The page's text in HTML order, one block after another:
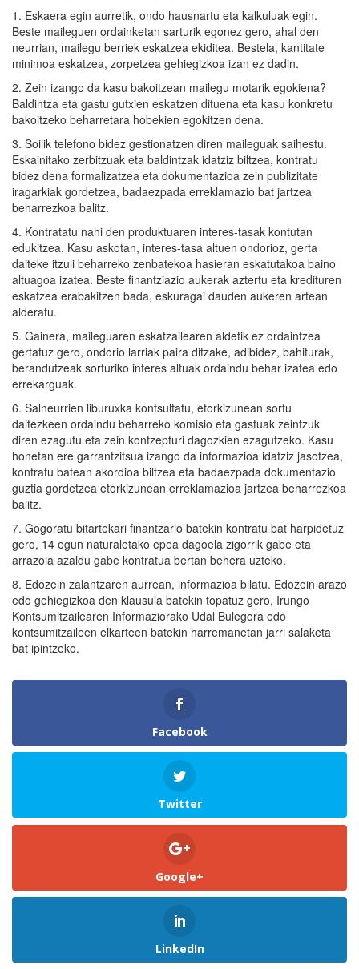
1. Eskaera egin aurretik, ondo hausnartu eta kalkuluak egin.
Beste maileguen ordainketan sarturik egonez gero, ahal den
neurrian, mailegu berriek eskatzea ekiditea. Bestela, kantitate
minimoa eskatzea, zorpetzea gehiegizkoa izan ez dadin.
2. Zein izango da kasu bakoitzean mailegu motarik egokiena?
Baldintza eta gastu gutxien eskatzen dituena eta kasu konkretu
bakoitzeko beharretara hobekien egokitzen dena.
3. Soilik telefono bidez gestionatzen diren maileguak saihestu.
Eskainitako zerbitzuak eta baldintzak idatziz biltzea, kontratu
bidez dena formalizatzea eta dokumentazioa zein publizitate
iragarkiak gordetzea, badaezpada erreklamazio bat jartzea
beharrezkoa balitz.
4. Kontratatu nahi den produktuaren interes-tasak kontutan
edukitzea. Kasu askotan, interes-tasa altuen ondorioz, gerta
daiteke itzuli beharreko zenbatekoa hasieran eskatutakoa baino
altuagoa izatea. Beste finantziazio aukerak aztertu eta kredituren
eskatzea erabakitzen bada, eskuragai dauden aukeren artean
alderatu.
5. Gainera, maileguaren eskatzailearen aldetik ez ordaintzea
gertatuz gero, ondorio larriak paira ditzake, adibidez, bahiturak,
berandutzeak sorturiko interes altuak ordaindu behar izatea edo
errekarguak.
6. Salneurrien liburuxka kontsultatu, etorkizunean sortu
daitezkeen ordaindu beharreko komisio eta gastuak zeintzuk
diren ezagutu eta zein kontzepturi dagozkien ezagutzeko. Kasu
honetan ere garrantzitsua izango da informazioa idatziz jasotzea,
kontratu batean akordioa biltzea eta badaezpada dokumentazio
guztia gordetzea etorkizunean erreklamazioa jartzea beharrezkoa
balitz.
7. Gogoratu bitartekari finantzario batekin kontratu bat harpidetuz
gero, 14 egun naturaletako epea dagoela zigorrik gabe eta
arrazoia azaldu gabe kontratua bertan behera uzteko.
8. Edozein zalantzaren aurrean, informazioa bilatu. Edozein arazo
edo gehiegizkoa den klausula batekin topatuz gero, Irungo
Kontsumitzailearen Informaziorako Udal Bulegora edo
kontsumitzaileen elkarteen batekin harremanetan jarri salaketa
bat ipintzeko.
Facebook
Twitter
Google+
LinkedIn